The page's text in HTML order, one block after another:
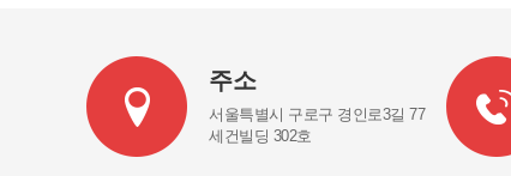
주소
서울특별시 구로구 경인로3길 77
세건빌딩 302호